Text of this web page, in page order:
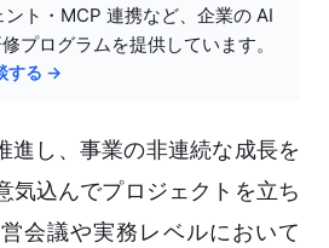
ント・MCP 連携など、企業の AI
プログラムを提供しています。
する →
進し、事業の非連続な成長を
気込んでプロジェクトを立ち
会議や実務レベルにおいて